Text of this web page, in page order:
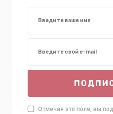
Отмечая это поле, вы